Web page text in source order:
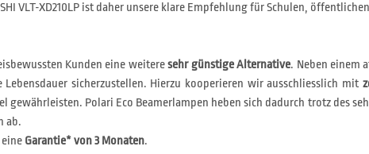
VLT-XD210LP ist daher unsere klare Empfehlung für Schulen,
Kunden eine weiteresehr günstige Alternative. Neben einem
sicherzustellen. Hierzu kooperieren wir ausschliesslich mit
gewährleisten. Polari Eco Beamerlampen heben sich dadurch trotz des
ab.
Garantie* von 3 Monaten.